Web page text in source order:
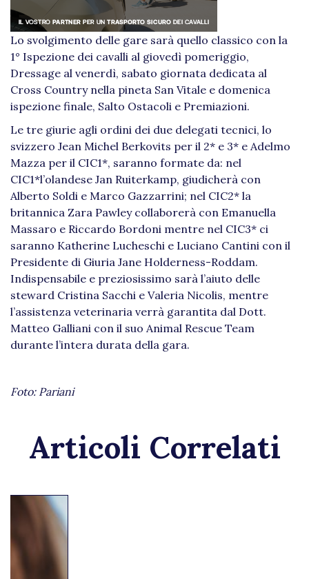
Lo svolgimento delle gare sarà quello classico con la
1° Ispezione dei cavalli al giovedì pomeriggio,
Dressage al venerdì, sabato giornata dedicata al
Cross Country nella pineta San Vitale e domenica
ispezione finale, Salto Ostacoli e Premiazioni.
Le tre giurie agli ordini dei due delegati tecnici, lo
svizzero Jean Michel Berkovits per il 2* e 3* e Adelmo
Mazza per il CIC1*, saranno formate da: nel
CIC1*l’olandese Jan Ruiterkamp, giudicherà con
Alberto Soldi e Marco Gazzarrini; nel CIC2* la
britannica Zara Pawley collaborerà con Emanuella
Massaro e Riccardo Bordoni mentre nel CIC3* ci
saranno Katherine Lucheschi e Luciano Cantini con il
Presidente di Giuria Jane Holderness-Roddam.
Indispensabile e preziosissimo sarà l’aiuto delle
steward Cristina Sacchi e Valeria Nicolis, mentre
l’assistenza veterinaria verrà garantita dal Dott.
Matteo Galliani con il suo Animal Rescue Team
durante l’intera durata della gara.
Foto: Pariani
Articoli Correlati